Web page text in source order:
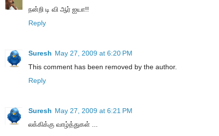
நன்றி டி வி ஆர் ஐயா!!
Reply
Suresh May 27, 2009 at 6:20 PM
This comment has been removed by the author.
Reply
Suresh May 27, 2009 at 6:21 PM
லக்கிக்கு வாழ்த்துகள் ...